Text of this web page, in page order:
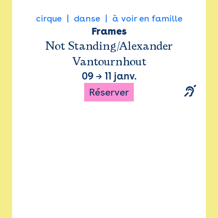
cirque danse à voir en famille
Frames
Not Standing/Alexander
Vantournhout
09→ 11 janv.
Réserver